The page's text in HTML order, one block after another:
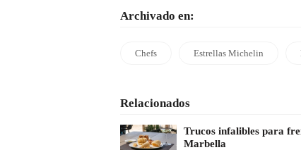
Archivado en:
Chefs Estrellas Michelin
Relacionados
Trucos infalibles para
Marbella